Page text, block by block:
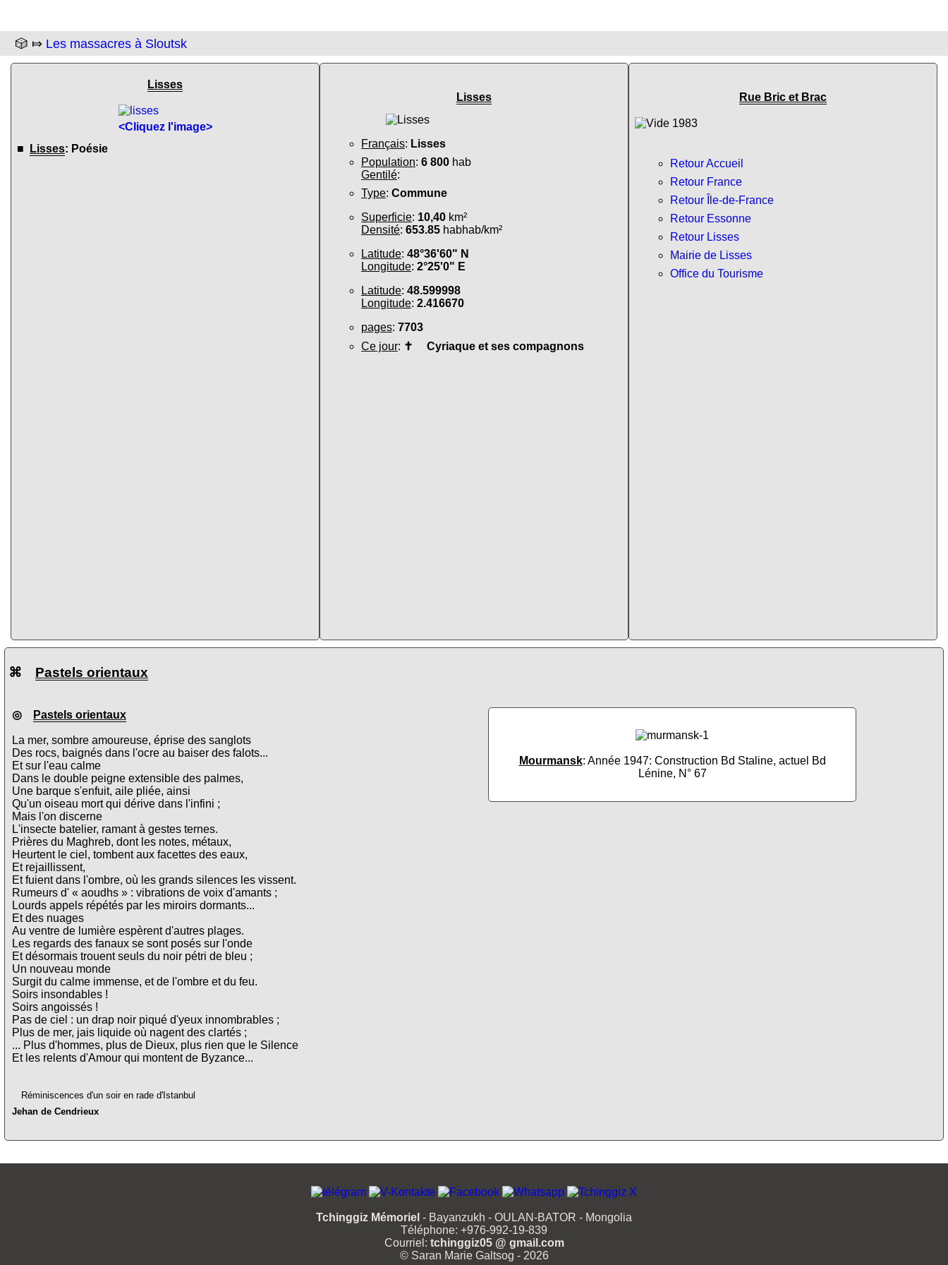
🎲 ⤇ Les massacres à Sloutsk
Lisses
<Cliquez l'image>
■
Lisses: Poésie
Lisses
Français: Lisses
Population: 6 800 hab
Gentilé:
Type: Commune
Superficie: 10,40 km²
Densité: 653.85 habhab/km²
Latitude: 48°36'60" N
Longitude: 2°25'0" E
Latitude: 48.599998
Longitude: 2.416670
pages: 7703
Ce jour: ✝ Cyriaque et ses compagnons
Rue Bric et Brac
Retour Accueil
Retour France
Retour Île-de-France
Retour Essonne
Retour Lisses
Mairie de Lisses
Office du Tourisme
⌘ Pastels orientaux
◎ Pastels orientaux
La mer, sombre amoureuse, éprise des sanglots
Des rocs, baignés dans l'ocre au baiser des falots...
Et sur l'eau calme
Dans le double peigne extensible des palmes,
Une barque s'enfuit, aile pliée, ainsi
Qu'un oiseau mort qui dérive dans l'infini ;
Mais l'on discerne
L'insecte batelier, ramant à gestes ternes.
Prières du Maghreb, dont les notes, métaux,
Heurtent le ciel, tombent aux facettes des eaux,
Et rejaillissent,
Et fuient dans l'ombre, où les grands silences les vissent.
Rumeurs d' « aoudhs » : vibrations de voix d'amants ;
Lourds appels répétés par les miroirs dormants...
Et des nuages
Au ventre de lumière espèrent d'autres plages.
Les regards des fanaux se sont posés sur l'onde
Et désormais trouent seuls du noir pétri de bleu ;
Un nouveau monde
Surgit du calme immense, et de l'ombre et du feu.
Soirs insondables !
Soirs angoissés !
Pas de ciel : un drap noir piqué d'yeux innombrables ;
Plus de mer, jais liquide où nagent des clartés ;
... Plus d'hommes, plus de Dieux, plus rien que le Silence
Et les relents d'Amour qui montent de Byzance...
Réminiscences d'un soir en rade d'Istanbul
Jehan de Cendrieux
Mourmansk: Année 1947: Construction Bd Staline, actuel Bd
Lénine, N° 67
Tchinggiz Mémoriel - Bayanzukh - OULAN-BATOR - Mongolia
Téléphone: +976-992-19-839
Courriel: tchinggiz05 @ gmail.com
© Saran Marie Galtsog - 2026